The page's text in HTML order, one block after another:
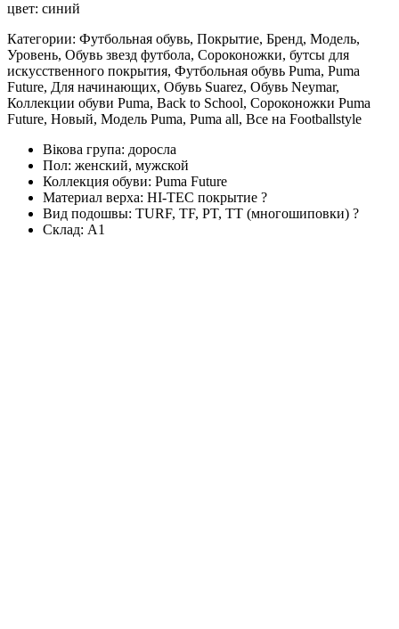
цвет: синий
Категории: Футбольная обувь, Покрытие, Бренд, Модель,
Уровень, Обувь звезд футбола, Сороконожки, бутсы для
искусственного покрытия, Футбольная обувь Puma, Puma
Future, Для начинающих, Обувь Suarez, Обувь Neymar,
Коллекции обуви Puma, Back to School, Сороконожки Puma
Future, Новый, Модель Puma, Puma all, Все на Footballstyle
Вікова група: доросла
Пол: женский, мужской
Коллекция обуви: Puma Future
Материал верха: HI-TEC покрытие ?
Вид подошвы: TURF, TF, PT, TT (многошиповки) ?
Склад: А1